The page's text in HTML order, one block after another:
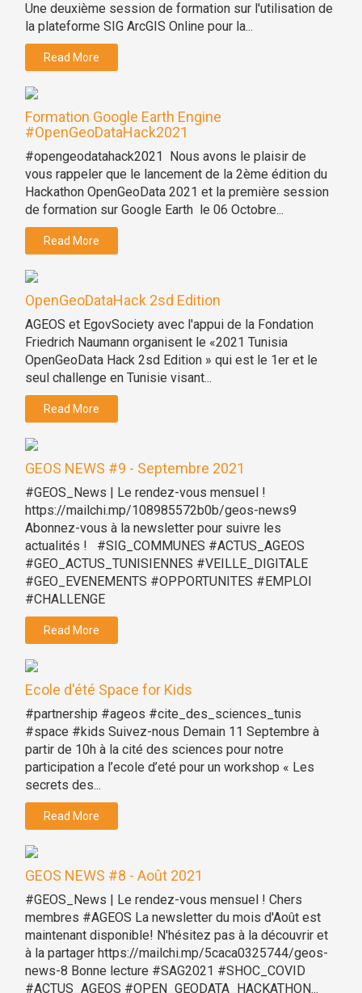
Une deuxième session de formation sur l'utilisation de
la plateforme SIG ArcGIS Online pour la...
Read More
Formation Google Earth Engine
#OpenGeoDataHack2021
#opengeodatahack2021 Nous avons le plaisir de
vous rappeler que le lancement de la 2ème édition du
Hackathon OpenGeoData 2021 et la première session
de formation sur Google Earth le 06 Octobre...
Read More
OpenGeoDataHack 2sd Edition
AGEOS et EgovSociety avec l'appui de la Fondation
Friedrich Naumann organisent le «2021 Tunisia
OpenGeoData Hack 2sd Edition » qui est le 1er et le
seul challenge en Tunisie visant...
Read More
GEOS NEWS #9 - Septembre 2021
#GEOS_News | Le rendez-vous mensuel !
https://mailchi.mp/108985572b0b/geos-news9
Abonnez-vous à la newsletter pour suivre les
actualités ! #SIG_COMMUNES #ACTUS_AGEOS
#GEO_ACTUS_TUNISIENNES #VEILLE_DIGITALE
#GEO_EVENEMENTS #OPPORTUNITES #EMPLOI
#CHALLENGE
Read More
Ecole d'été Space for Kids
#partnership #ageos #cite_des_sciences_tunis
#space #kids Suivez-nous Demain 11 Septembre à
partir de 10h à la cité des sciences pour notre
participation a l’ecole d’eté pour un workshop « Les
secrets des...
Read More
GEOS NEWS #8 - Août 2021
#GEOS_News | Le rendez-vous mensuel ! Chers
membres #AGEOS La newsletter du mois d'Août est
maintenant disponible! N'hésitez pas à la découvrir et
à la partager https://mailchi.mp/5caca0325744/geos-
news-8 Bonne lecture #SAG2021 #SHOC_COVID
#ACTUS_AGEOS #OPEN_GEODATA_HACKATHON...